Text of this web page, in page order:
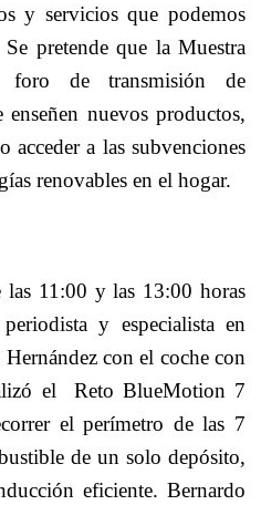
y servicios que podemos
pretende que la Muestra
de transmisión de
nuevos productos,
acceder a las subvenciones
renovables en el hogar.
11:00 y las 13:00 horas
y especialista en
con el coche con
el
Reto BlueMotion 7
el perímetro de las 7
de un solo depósito,
eficiente. Bernardo